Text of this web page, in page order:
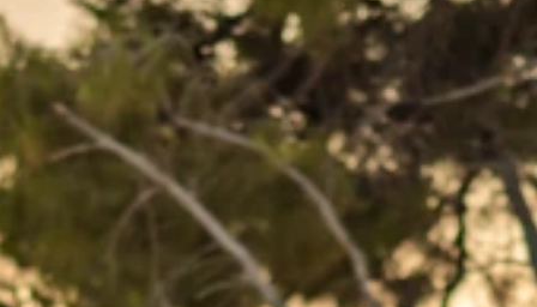
Ami Loyalty program
Blogovi